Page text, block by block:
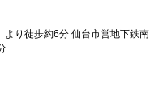
り徒歩約6分 仙台市営地下鉄南